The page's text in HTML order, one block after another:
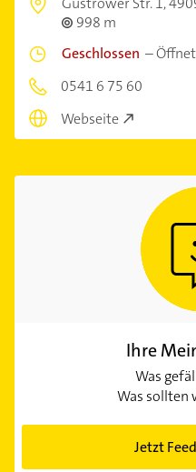
998 m
Geschlossen –
0541 6 75 60
Webseite
Ihre
Was
Was sollten
Jetzt